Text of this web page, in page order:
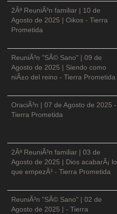
2Âª ReuniÃ³n familiar | 10 de
Agosto de 2025 | Oikos - Tierra
Prometida
ReuniÃ³n "SÃ© Sano" | 09 de
Agosto de 2025 | Siendo como
niÃ±o del reino - Tierra Prometida
OraciÃ³n | 07 de Agosto de 2025 -
Tierra Prometida
2Âª ReuniÃ³n familiar | 03 de
Agosto de 2025 | Dios acabarÃ¡ lo
que empezÃ³ - Tierra Prometida
ReuniÃ³n "SÃ© Sano" | 02 de
Agosto de 2025 | - Tierra